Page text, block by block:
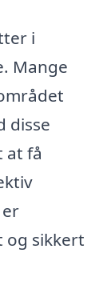
i
Mange
disse
at få
og sikkert